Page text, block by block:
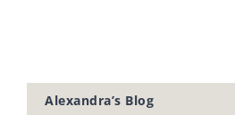
Alexandra’s Blog